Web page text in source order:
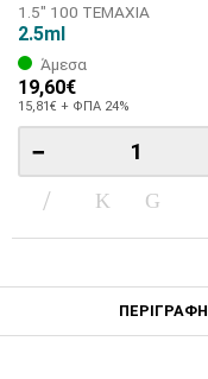
1.5" 100 ΤΕΜΑΧΙΑ
2.5ml
Άμεσα
19,60€
15,81€ + ΦΠΑ 24%
−
ΠΕΡΙΓΡΑΦΗ